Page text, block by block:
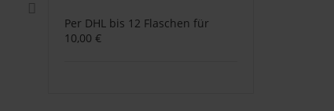
Per DHL bis 12 Flaschen für
10,00 €